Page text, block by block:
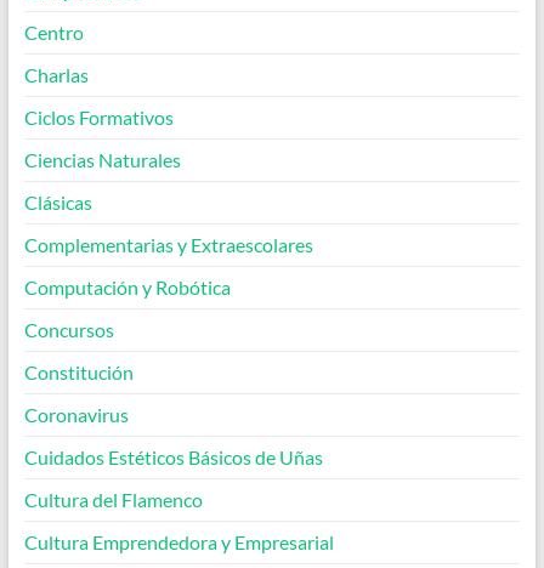
Centro
Charlas
Ciclos Formativos
Ciencias Naturales
Clásicas
Complementarias y Extraescolares
Computación y Robótica
Concursos
Constitución
Coronavirus
Cuidados Estéticos Básicos de Uñas
Cultura del Flamenco
Cultura Emprendedora y Empresarial